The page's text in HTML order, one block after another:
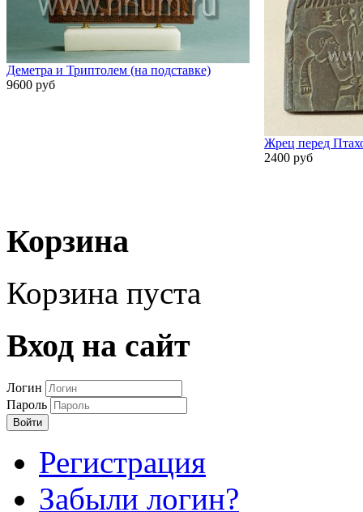
Деметра и Триптолем (на подставке)
9600 руб
Жрец перед
2400 руб
Корзина
Корзина пуста
Вход на сайт
Логин
Пароль
Войти
Регистрация
Забыли логин?